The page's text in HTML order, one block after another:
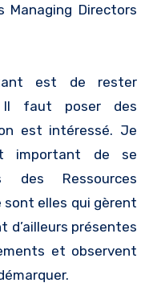
Directors
est de rester
Il faut poser des
est intéressé. Je
important de se
des Ressources
sont elles qui gèrent
d’ailleurs présentes
et observent